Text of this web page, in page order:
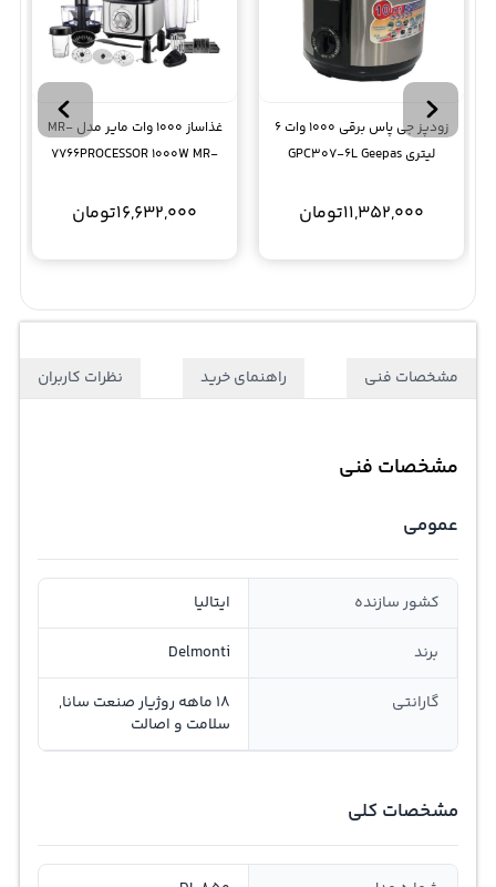
زودپز جی پاس برقی 1000 وات 6
لیتری GPC307-6L Geepas
11,352,000تومان
غذاساز 1000 وات مایر مدل MR-
7766PROCESSOR 1000W MR-
16,632,000تومان
مشخصات فنی راهنمای خرید نظرات کاربران
مشخصات فنی
عمومی
کشور سازنده ایتالیا
برند Delmonti
گارانتی
18 ماهه روژیار صنعت سانا,
سلامت و اصالت
مشخصات کلی